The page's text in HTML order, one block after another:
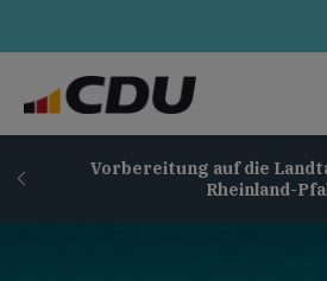
Vorbereitung auf die
Rheinland-